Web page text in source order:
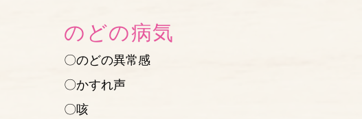
のどの病気
〇のどの異常感
〇かすれ声
〇咳